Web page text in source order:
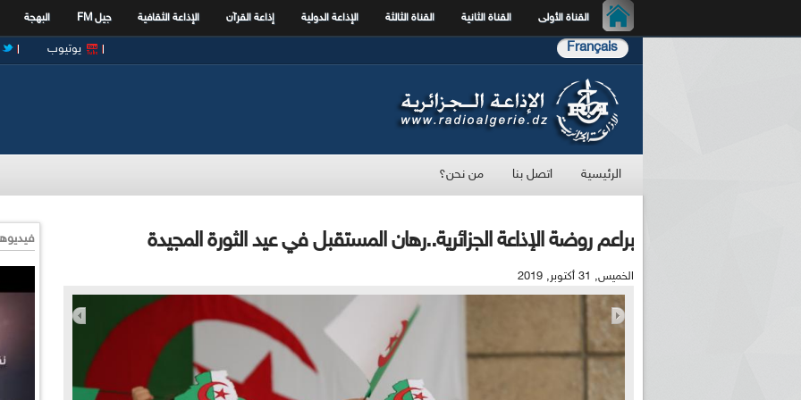
القناة الأولى القناة الثانية القناة الثالثة الإذاعة الدولية إذاعة القرآن الإذاعة الثقافية جيل FM البهجة
Français يوتيوب
الرئيسية اتصل بنا من نحن؟
براعم روضة الإذاعة الجزائرية..رهان المستقبل في عيد الثورة المجيدة
الخميس, 31 أكتوبر, 2019